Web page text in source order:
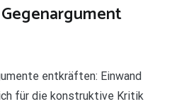
entkräften: Einwand
für die konstruktive Kritik